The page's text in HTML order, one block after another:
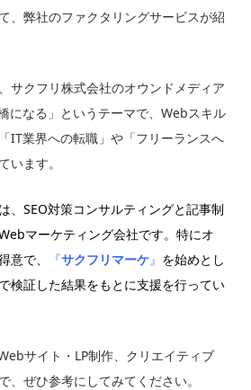
、弊社のファクタリングサービスが紹
サクフリ株式会社のオウンドメディア
になる」というテーマで、Webスキル
IT業界への転職」や「フリーランスへ
います。
は、SEO対策コンサルティングと記事制
マーケティング会社です。特にオ
意で、
『サクフリマーケ』 を始めとし
検証した結果をもとに支援を行ってい
サイト・LP制作、 クリエイティブ
、ぜひ参考にしてみてください。